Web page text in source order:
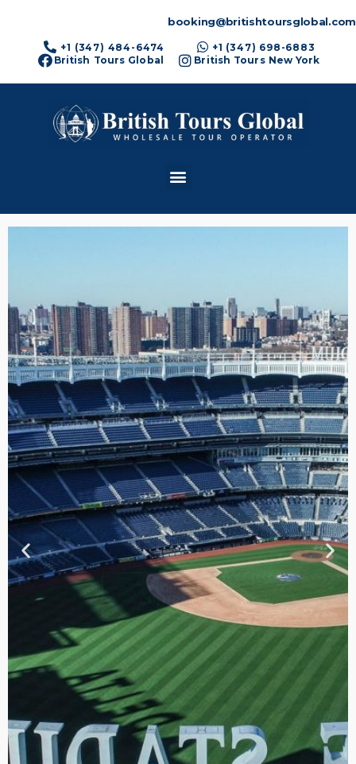
booking@britishtoursglobal.com
+1 (347) 484-6474
+1 (347) 698-6883
British Tours Global
British Tours New York
TOUR DE
CONTRASTES